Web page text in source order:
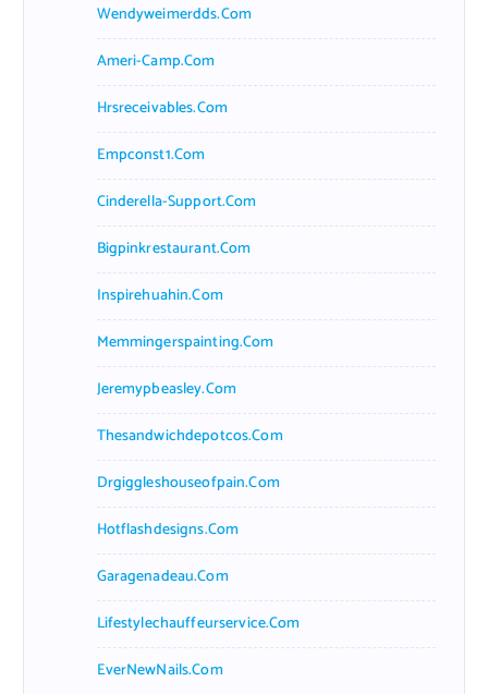
Wendyweimerdds.com
Ameri-Camp.com
Hrsreceivables.com
Empconst1.com
Cinderella-Support.com
Bigpinkrestaurant.com
Inspirehuahin.com
Memmingerspainting.com
Jeremypbeasley.com
Thesandwichdepotcos.com
Drgiggleshouseofpain.com
Hotflashdesigns.com
Garagenadeau.com
Lifestylechauffeurservice.com
EverNewNails.com